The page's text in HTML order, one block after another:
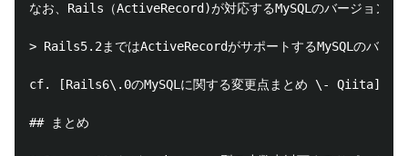
なお、Rails（ActiveRecord)が対応するMySQLのバージョンは
> Rails5.2まではActiveRecordがサポートするMySQLのバー
cf. [Rails6\.0のMySQLに関する変更点まとめ \-
## まとめ